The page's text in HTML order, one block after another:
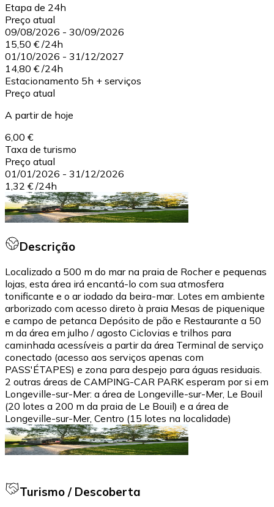
Etapa de 24h
Preço atual
09/08/2026 - 30/09/2026
15,50 € /24h
01/10/2026 - 31/12/2027
14,80 € /24h
Estacionamento 5h + serviços
Preço atual
A partir de hoje
6,00 €
Taxa de turismo
Preço atual
01/01/2026 - 31/12/2026
1,32 € /24h
Descrição
Localizado a 500 m do mar na praia de Rocher e pequenas
lojas, esta área irá encantá-lo com sua atmosfera
tonificante e o ar iodado da beira-mar. Lotes em ambiente
arborizado com acesso direto à praia Mesas de piquenique
e campo de petanca Depósito de pão e Restaurante a 50
m da área em julho / agosto Ciclovias e trilhos para
caminhada acessíveis a partir da área Terminal de serviço
conectado (acesso aos serviços apenas com
PASS'ÉTAPES) e zona para despejo para águas residuais.
2 outras áreas de CAMPING-CAR PARK esperam por si em
Longeville-sur-Mer: a área de Longeville-sur-Mer, Le Bouil
(20 lotes a 200 m da praia de Le Bouil) e a área de
Longeville-sur-Mer, Centro (15 lotes na localidade)
Turismo / Descoberta